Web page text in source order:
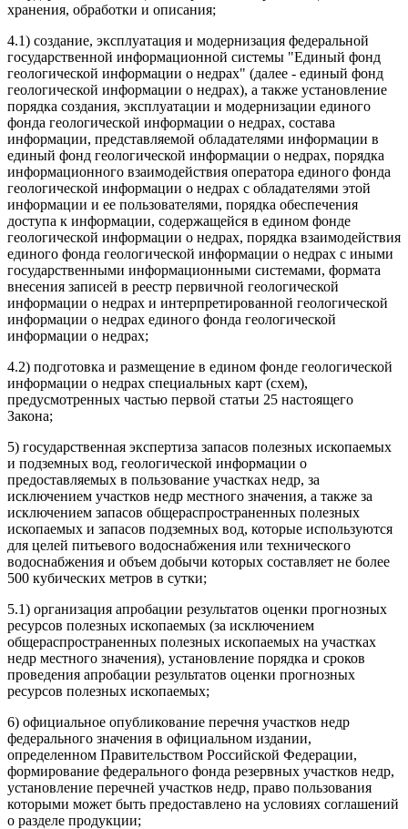
хранения, обработки и описания;
4.1) создание, эксплуатация и модернизация федеральной
государственной информационной системы "Единый фонд
геологической информации о недрах" (далее - единый фонд
геологической информации о недрах), а также установление
порядка создания, эксплуатации и модернизации единого
фонда геологической информации о недрах, состава
информации, представляемой обладателями информации в
единый фонд геологической информации о недрах, порядка
информационного взаимодействия оператора единого фонда
геологической информации о недрах с обладателями этой
информации и ее пользователями, порядка обеспечения
доступа к информации, содержащейся в едином фонде
геологической информации о недрах, порядка взаимодействия
единого фонда геологической информации о недрах с иными
государственными информационными системами, формата
внесения записей в реестр первичной геологической
информации о недрах и интерпретированной геологической
информации о недрах единого фонда геологической
информации о недрах;
4.2) подготовка и размещение в едином фонде геологической
информации о недрах специальных карт (схем),
предусмотренных частью первой статьи 25 настоящего
Закона;
5) государственная экспертиза запасов полезных ископаемых
и подземных вод, геологической информации о
предоставляемых в пользование участках недр, за
исключением участков недр местного значения, а также за
исключением запасов общераспространенных полезных
ископаемых и запасов подземных вод, которые используются
для целей питьевого водоснабжения или технического
водоснабжения и объем добычи которых составляет не более
500 кубических метров в сутки;
5.1) организация апробации результатов оценки прогнозных
ресурсов полезных ископаемых (за исключением
общераспространенных полезных ископаемых на участках
недр местного значения), установление порядка и сроков
проведения апробации результатов оценки прогнозных
ресурсов полезных ископаемых;
6) официальное опубликование перечня участков недр
федерального значения в официальном издании,
определенном Правительством Российской Федерации,
формирование федерального фонда резервных участков недр,
установление перечней участков недр, право пользования
которыми может быть предоставлено на условиях соглашений
о разделе продукции;